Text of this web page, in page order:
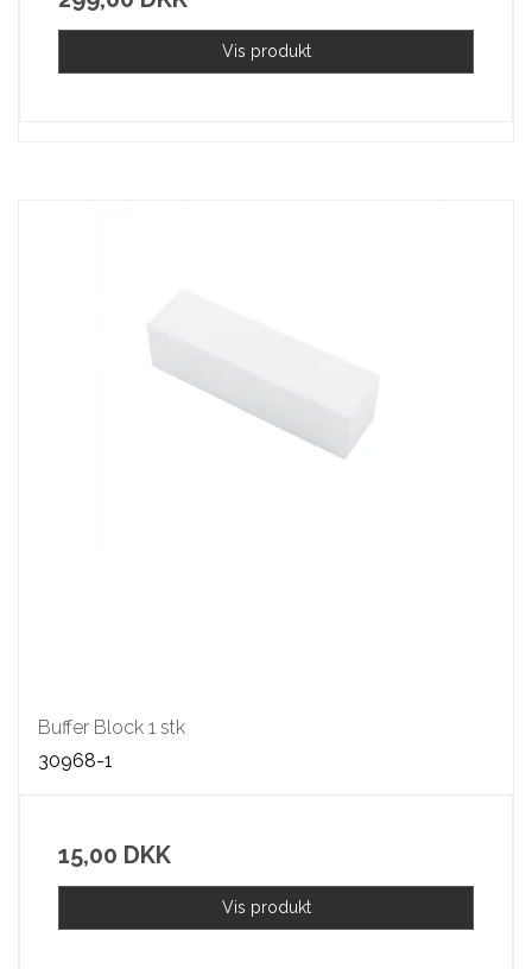
Vis produkt
Buffer Block 1 stk
30968-1
15,00 DKK
Vis produkt